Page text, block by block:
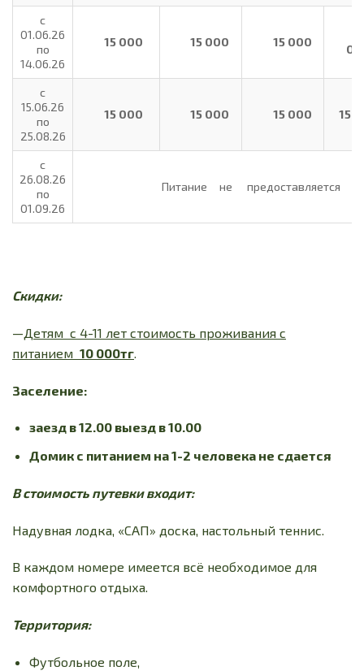
с
01.06.26
по
14.06.26
15 000 15 000 15 000
с
15.06.26
по
25.08.26
15 000 15 000 15 000 15
с
26.08.26
по
01.09.26
Питание не предоставляется
Скидки:
—Детям с 4-11 лет стоимость проживания с
питанием 10 000тг
Заселение:
заезд в 12.00 выезд в 10.00
Домик с питанием на 1-2 человека не сдается
В стоимость путевки входит:
Надувная лодка, «САП» доска, настольный теннис.
В каждом номере имеется всё необходимое для
комфортного отдыха.
Территория:
Футбольное поле,